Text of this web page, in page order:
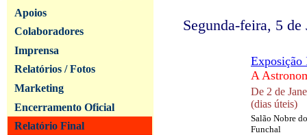
Apoios
Colaboradores
Imprensa
Relatórios / Fotos
Marketing
Encerramento Oficial
Relatório Final
Segunda-feira, 5
Exposição
A
De 2 de
(dias úteis)
Salão Nobre
Funchal